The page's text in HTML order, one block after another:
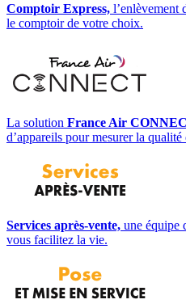
Comptoir Express, l’enlèvement
le comptoir de votre choix.
La solution France Air
d’appareils pour mesurer la qualité
Services après-vente, une équipe
vous facilitez la vie.